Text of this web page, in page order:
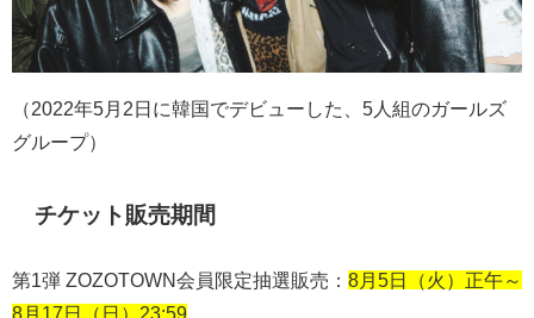
（2022年5月 2 日に韓国でデビューした、 5 人組のガールズ
グループ）
チケット販売期間
第1 弾 ZOZOTOWN会員限定抽選販売： 8月5日（火）正午～
8月17日（日）23:59